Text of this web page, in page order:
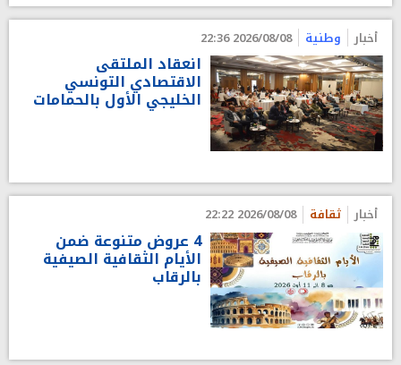
أخبار وطنية 2026/08/08 22:36
انعقاد الملتقى
الاقتصادي التونسي
الخليجي الأول بالحمامات
أخبار ثقافة 2026/08/08 22:22
4 عروض متنوعة ضمن
الأيام الثقافية الصيفية
بالرقاب